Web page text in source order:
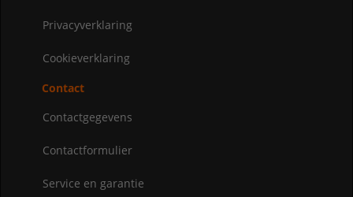
Privacyverklaring
Cookieverklaring
Contact
Contactgegevens
Contactformulier
Service en garantie